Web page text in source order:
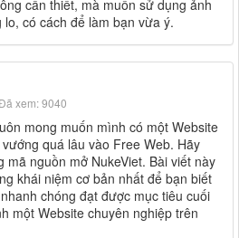
cần thiết, mà muốn sử dụng ảnh
có cách để làm bạn vừa ý.
xem: 9040
mong muốn mình có một Website
quá lâu vào Free Web. Hãy
mã nguồn mở NukeViet. Bài viết này
khái niệm cơ bản nhất để bạn biết
chóng đạt được mục tiêu cuối
một Website chuyên nghiệp trên